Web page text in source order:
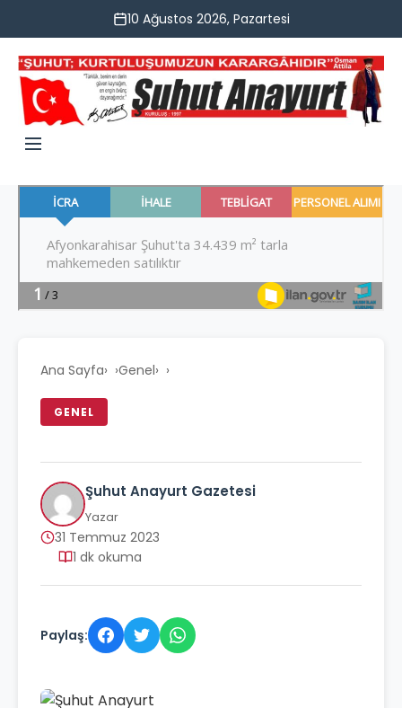
10 Ağustos 2026, Pazartesi
Ana Sayfa› Genel›
GENEL
Şuhut Anayurt Gazetesi
Yazar
31 Temmuz 2023
1 dk okuma
Paylaş: